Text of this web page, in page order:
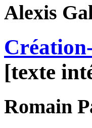
Alexis
[texte
Romain